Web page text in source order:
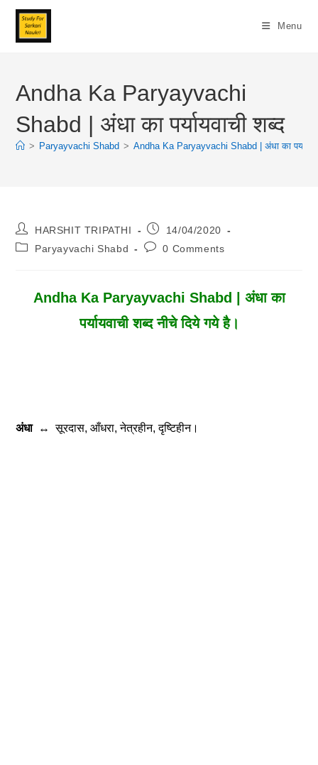
Skip
Content
Menu
Andha Ka Paryayvachi
Shabd | अंधा का पर्यायवाची शब्द
> Paryayvachi Shabd > Andha Ka Paryayvachi Shabd | अंधा का
Post
Author:
HARSHIT TRIPATHI
Post
Published:
14/04/2020
PostParyayvachi Shabd
Post0 Comments
Andha Ka Paryayvachi Shabd | अंधा का
पर्यायवाची शब्द नीचे दिये गये है।
अंधा ↔ सूरदास, आँधरा, नेत्रहीन, दृष्टिहीन।